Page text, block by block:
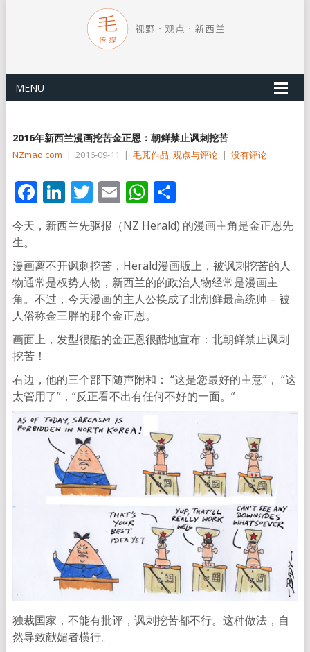
MENU
2016年新西兰漫画挖苦金正恩：朝鲜禁止讽刺挖苦
NZmao com | 2016-09-11 | 毛芃作品,观点与评论 | 没有评论
Facebook
LinkedIn
Twitter
EmailWhatsApp
分
享
今天，新西兰先驱报（NZ Herald) 的漫画主角是金正恩先
生。
漫画离不开讽刺挖苦，Herald漫画版上，被讽刺挖苦的人
物通常是权势人物，新西兰的的政治人物经常是漫画主
角。不过，今天漫画的主人公换成了北朝鲜最高统帅 – 被
人俗称金三胖的那个金正恩。
画面上，发型很酷的金正恩很酷地宣布：北朝鲜禁止讽刺
挖苦！
右边，他的三个部下随声附和： “这是您最好的主意”， “这
太管用了”，“反正看不出有任何不好的一面。”
独裁国家，不能有批评，讽刺挖苦都不行。这种做法，自
然导致献媚者横行。